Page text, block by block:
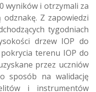
wyników i otrzymali za
Z zapowiedzi
tygodniach
drzew IOP do
terenu IOP do
przez uczniów
sposób na walidację
i instrumentów